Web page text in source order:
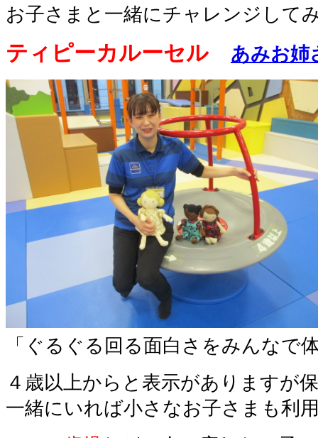
お子さまと一緒にチャレンジして
ティピーカルーセル あみお姉
「ぐるぐる回る面白さをみんなで
４歳以上からと表示がありますが
一緒にいれば小さなお子さまも利